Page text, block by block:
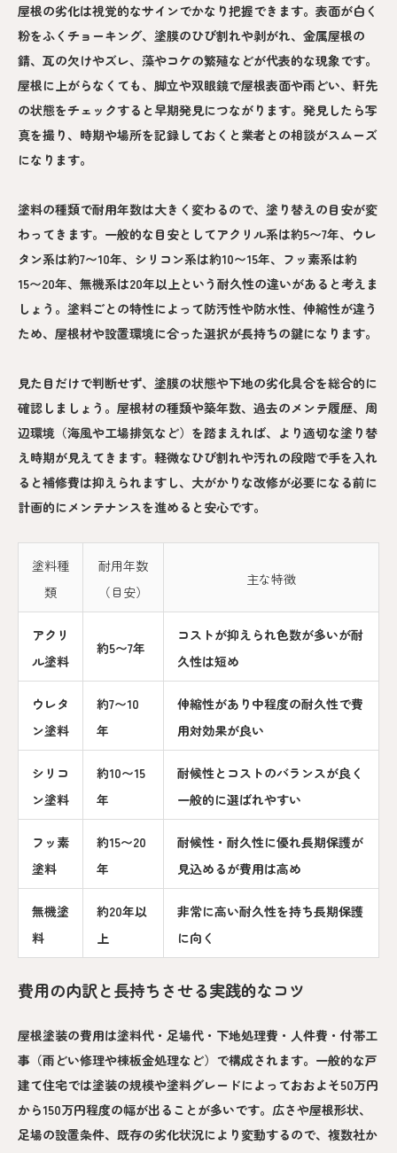
屋根の劣化は視覚的なサインでかなり把握できます。表面が白く
粉をふくチョーキング、塗膜のひび割れや剥がれ、金属屋根の
錆、瓦の欠けやズレ、藻やコケの繁殖などが代表的な現象です。
屋根に上がらなくても、脚立や双眼鏡で屋根表面や雨どい、軒先
の状態をチェックすると早期発見につながります。発見したら写
真を撮り、時期や場所を記録しておくと業者との相談がスムーズ
になります。
塗料の種類で耐用年数は大きく変わるので、塗り替えの目安が変
わってきます。一般的な目安としてアクリル系は約5〜7年、ウレ
タン系は約7〜10年、シリコン系は約10〜15年、フッ素系は約
15〜20年、無機系は20年以上という耐久性の違いがあると考えま
しょう。塗料ごとの特性によって防汚性や防水性、伸縮性が違う
ため、屋根材や設置環境に合った選択が長持ちの鍵になります。
見た目だけで判断せず、塗膜の状態や下地の劣化具合を総合的に
確認しましょう。屋根材の種類や築年数、過去のメンテ履歴、周
辺環境（海風や工場排気など）を踏まえれば、より適切な塗り替
え時期が見えてきます。軽微なひび割れや汚れの段階で手を入れ
ると補修費は抑えられますし、大がかりな改修が必要になる前に
計画的にメンテナンスを進めると安心です。
塗料種
類
耐用年数
（目安）
主な特徴
アクリ
ル塗料
約5〜7年
コストが抑えられ色数が多いが耐
久性は短め
ウレタ
ン塗料
約7〜10
年
伸縮性があり中程度の耐久性で費
用対効果が良い
シリコ
ン塗料
約10〜15
年
耐候性とコストのバランスが良く
一般的に選ばれやすい
フッ素
塗料
約15〜20
年
耐候性・耐久性に優れ長期保護が
見込めるが費用は高め
無機塗
料
約20年以
上
非常に高い耐久性を持ち長期保護
に向く
費用の内訳と長持ちさせる実践的なコツ
屋根塗装の費用は塗料代・足場代・下地処理費・人件費・付帯工
事（雨どい修理や棟板金処理など）で構成されます。一般的な戸
建て住宅では塗装の規模や塗料グレードによっておおよそ50万円
から150万円程度の幅が出ることが多いです。広さや屋根形状、
足場の設置条件、既存の劣化状況により変動するので、複数社か